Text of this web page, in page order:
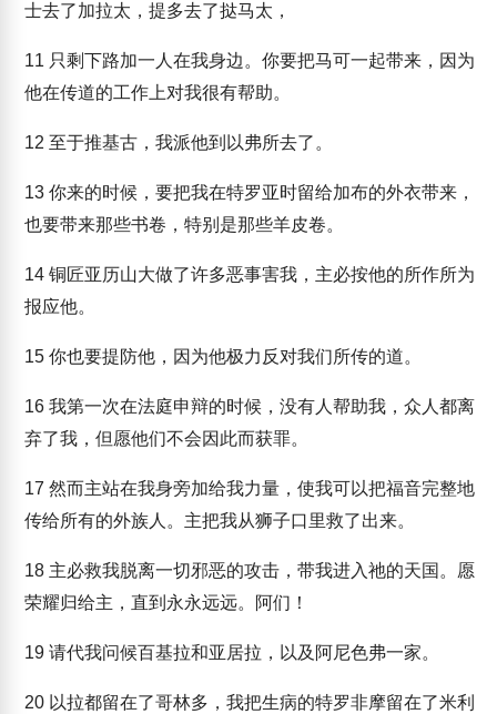
士去了加拉太，提多去了挞马太，
11 只剩下路加一人在我身边。你要把马可一起带来，因为
他在传道的工作上对我很有帮助。
12 至于推基古，我派他到以弗所去了。
13 你来的时候，要把我在特罗亚时留给加布的外衣带来，
也要带来那些书卷，特别是那些羊皮卷。
14 铜匠亚历山大做了许多恶事害我，主必按他的所作所为
报应他。
15 你也要提防他，因为他极力反对我们所传的道。
16 我第一次在法庭申辩的时候，没有人帮助我，众人都离
弃了我，但愿他们不会因此而获罪。
17 然而主站在我身旁加给我力量，使我可以把福音完整地
传给所有的外族人。主把我从狮子口里救了出来。
18 主必救我脱离一切邪恶的攻击，带我进入祂的天国。愿
荣耀归给主，直到永永远远。阿们！
19 请代我问候百基拉和亚居拉，以及阿尼色弗一家。
20 以拉都留在了哥林多，我把生病的特罗非摩留在了米利